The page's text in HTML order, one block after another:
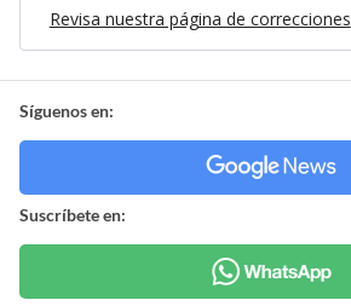
Revisa nuestra página de correcciones
Síguenos en:
Suscríbete en: